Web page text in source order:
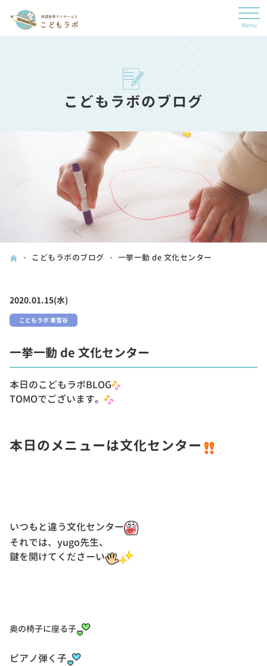
こどもラボのブログ
こどもラボのブログ 一挙一動 de 文化センター
2020.01.15(水)
こどもラボ 東雪谷
一挙一動 de 文化センター
本日のこどもラボBLOG
TOMOでございます。
本日のメニューは文化センター
いつもと違う文化センター
それでは、yugo先生、
鍵を開けてくださーい
奥の椅子に座る子
ピアノ弾く子